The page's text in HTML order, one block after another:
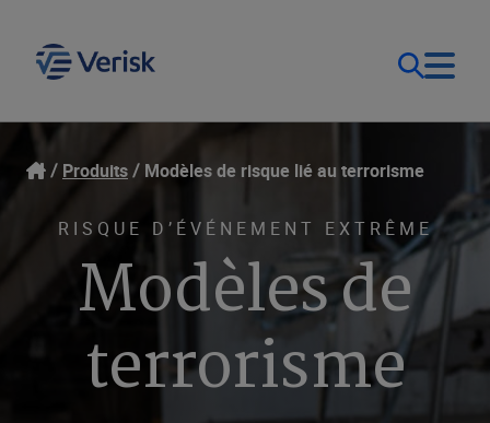
Notre objectif
Nos solutions
Ressources
Entreprise
Ouverture de session
Contact Us
Canada (FR)
Produits Modèles de risque lié au terrorisme
RISQUE D’ÉVÉNEMENT EXTRÊME
Modèles de
terrorisme